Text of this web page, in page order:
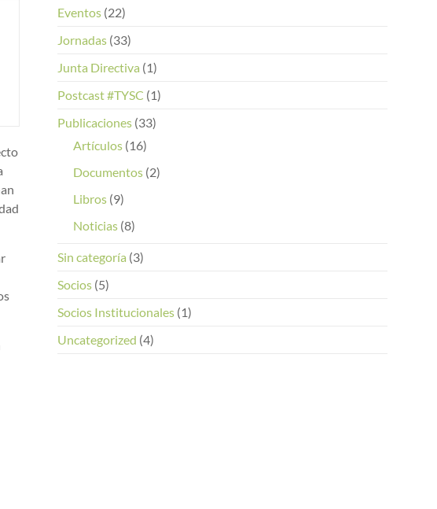
Eventos (22)
Jornadas (33)
Junta Directiva (1)
Postcast #TYSC (1)
Publicaciones (33)
Artículos (16)
Documentos (2)
Libros (9)
Noticias (8)
Sin categoría (3)
Socios (5)
Socios Institucionales (1)
Uncategorized (4)